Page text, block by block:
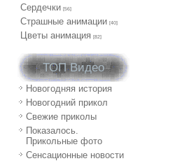
Сердечки [56]
Страшные анимации [40]
Цветы анимация [82]
ТОП Видео
Новогодняя история
Новогодний прикол
Свежие приколы
Показалось.
Прикольные фото
Сенсационные новости